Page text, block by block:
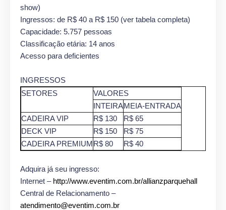
show)
Ingressos: de R$ 40 a R$ 150 (ver tabela completa)
Capacidade: 5.757 pessoas
Classificação etária: 14 anos
Acesso para deficientes
INGRESSOS
SETORES
VALORES
INTEIRAMEIA-ENTRADA
CADEIRA VIP
R$ 130
R$ 65
DECK VIP
R$ 150
R$ 75
CADEIRA PREMIUMR$ 80 R$ 40
Adquira já seu ingresso:
Internet – http://www.eventim.com.br/allianzparquehall
Central de Relacionamento –
atendimento@eventim.com.br